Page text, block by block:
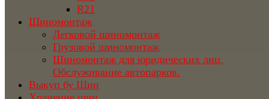
R21
Шиномонтаж
Легковой шиномонтаж
Грузовой шиномонтаж
Шиномонтаж для юридических лиц.
Обслуживание автопарков.
Выкуп бу Шин